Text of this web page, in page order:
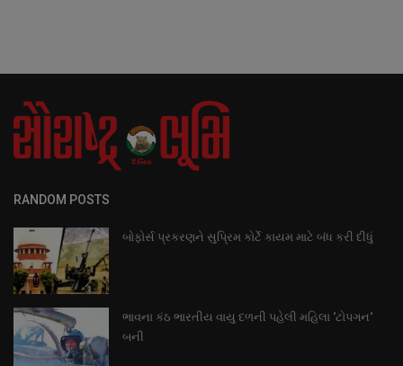
RANDOM POSTS
બોફોર્સ પ્રકરણને સુપ્રિમ કોર્ટે કાયમ માટે બંધ કરી દીધું
ભાવના કંઠ ભારતીય વાયુ દળની પહેલી મહિલા ‘ટોપગન‘
બની